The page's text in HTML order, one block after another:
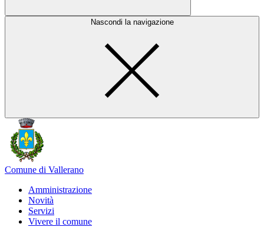
Nascondi la navigazione
Comune di Vallerano
Amministrazione
Novità
Servizi
Vivere il comune